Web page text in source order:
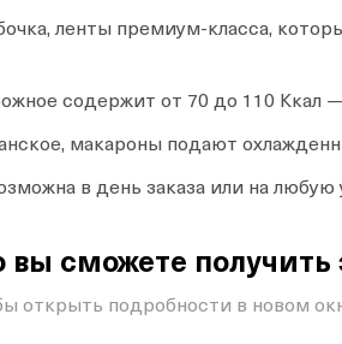
ленты премиум-класса,
содержит от 70 до 110
макароны подают
в день заказа или на
вы сможете получить
открыть подробности в новом